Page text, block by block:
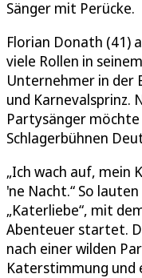
Sänger mit Perücke.
Florian Donath (41)
viele Rollen in
Unternehmer in der
und Karnevalsprinz.
Partysänger
Schlagerbühnen
„Ich wach auf, mein
'ne Nacht.“ So
„Katerliebe“, mit
Abenteuer startet.
nach einer wilden
Katerstimmung und